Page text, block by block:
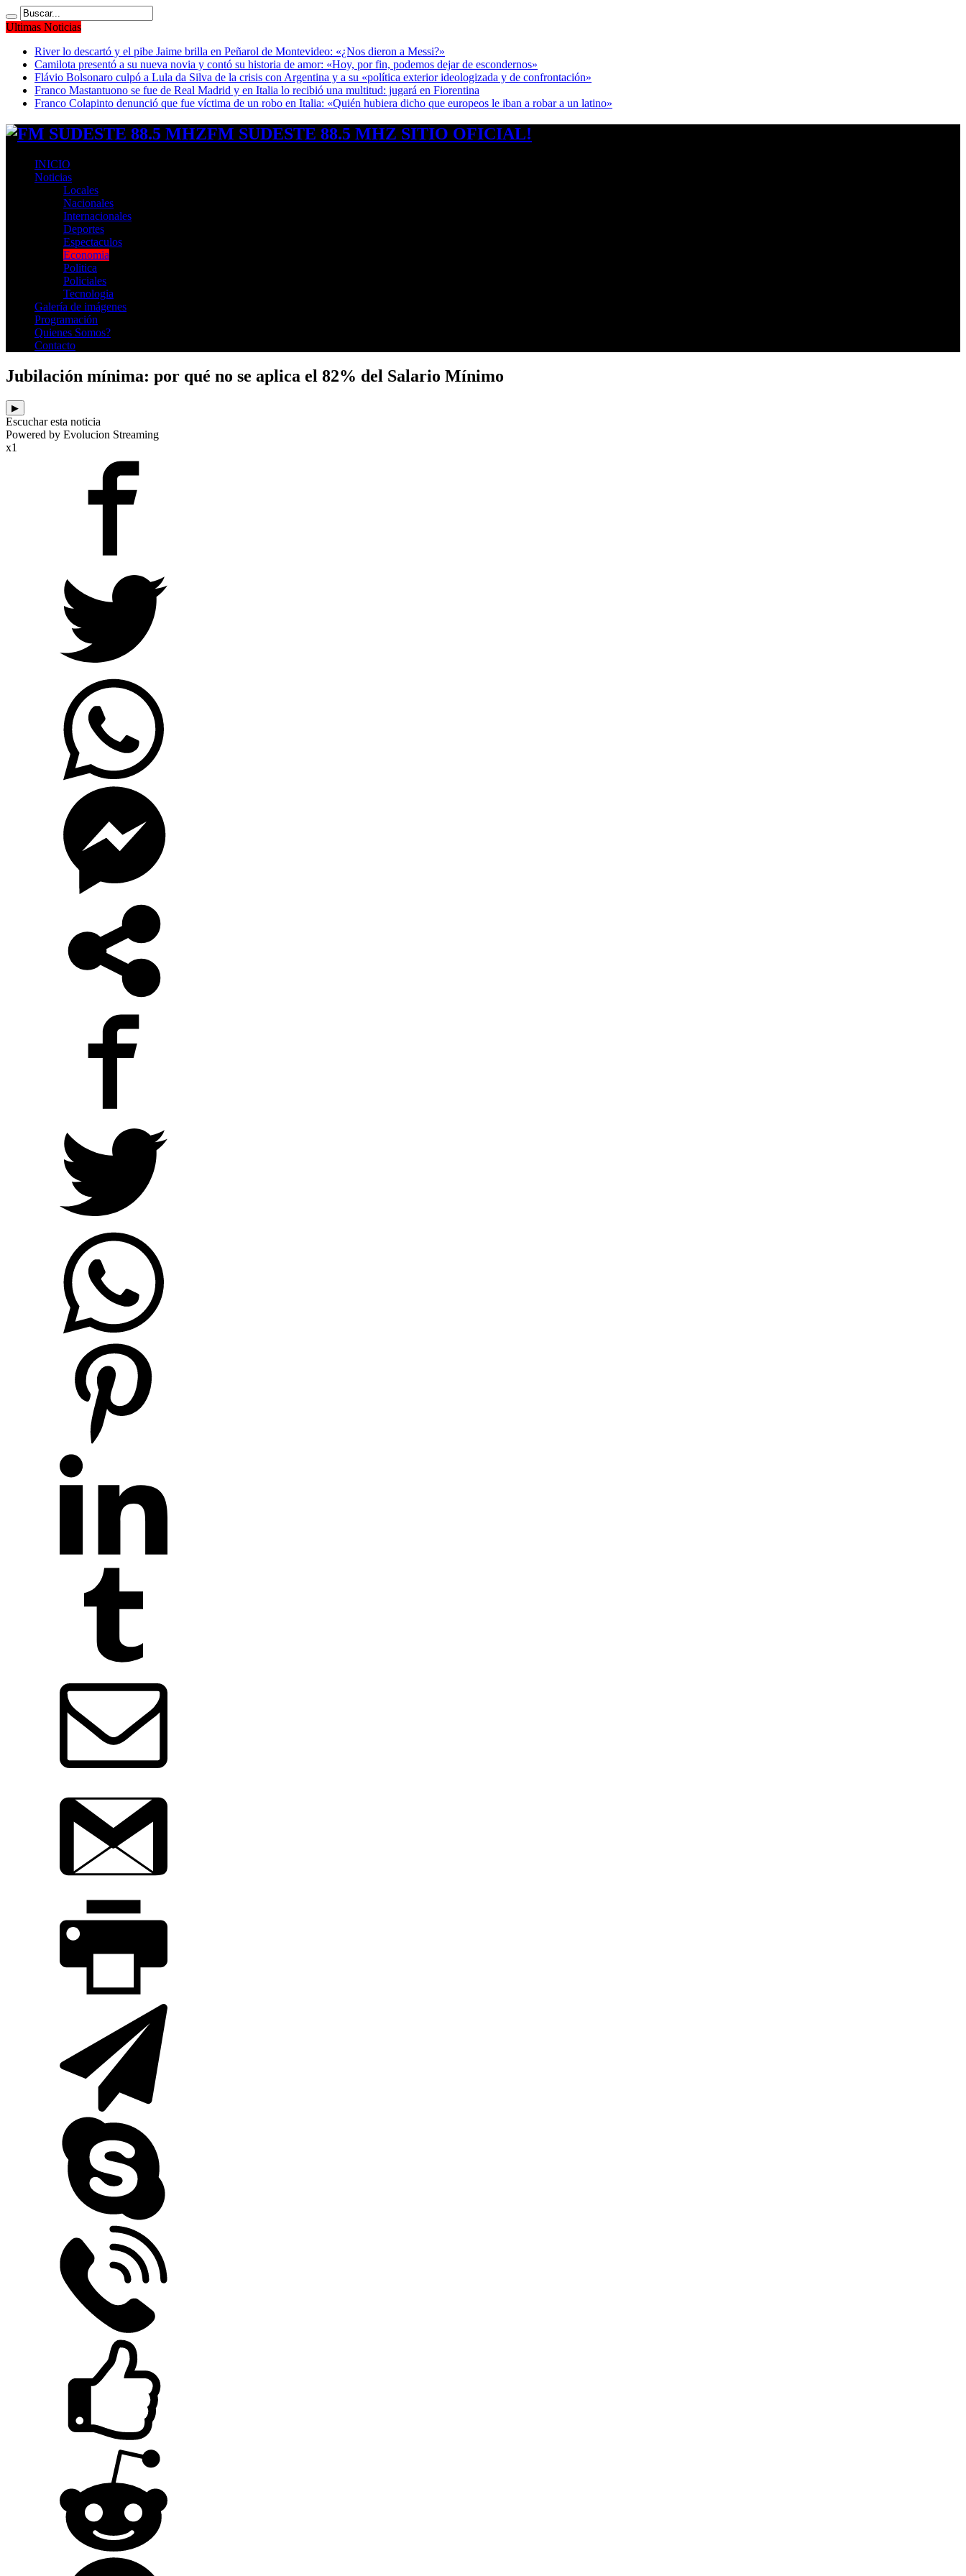
Ultimas Noticias
River lo descartó y el pibe Jaime brilla en Peñarol de Montevideo: «¿Nos dieron a Messi?»
Camilota presentó a su nueva novia y contó su historia de amor: «Hoy, por fin, podemos dejar de escondernos»
Flávio Bolsonaro culpó a Lula da Silva de la crisis con Argentina y a su «política exterior ideologizada y de confrontación»
Franco Mastantuono se fue de Real Madrid y en Italia lo recibió una multitud: jugará en Fiorentina
Franco Colapinto denunció que fue víctima de un robo en Italia: «Quién hubiera dicho que europeos le iban a robar a un latino»
FM SUDESTE 88.5 MHZ SITIO OFICIAL!
INICIO
Noticias
Locales
Nacionales
Internacionales
Deportes
Espectaculos
Economia
Politica
Policiales
Tecnologia
Galería de imágenes
Programación
Quienes Somos?
Contacto
Jubilación mínima: por qué no se aplica el 82% del Salario Mínimo
▶
Escuchar esta noticia
Powered by Evolucion Streaming
x1